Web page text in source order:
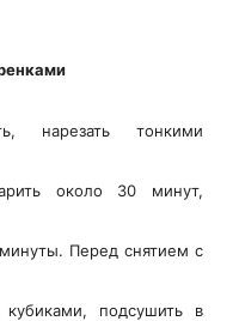
нарезать тонкими
около 30 минут,
Перед снятием с
подсушить в